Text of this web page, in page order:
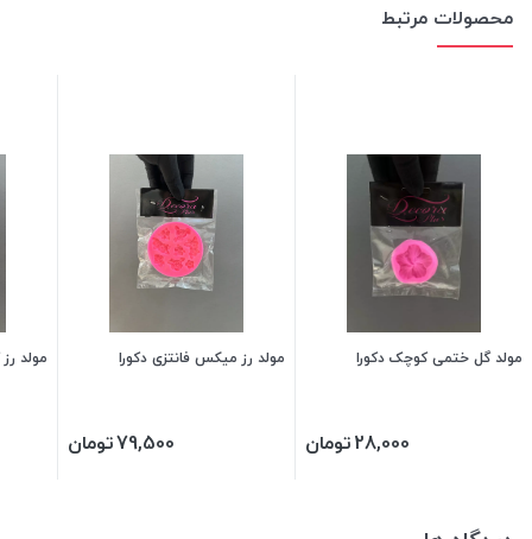
محصولات مرتبط
مولد گل ختمی کوچک دکورا
28,000تومان
مولد رز میکس فانتزی دکورا
79,500تومان
مولد رز